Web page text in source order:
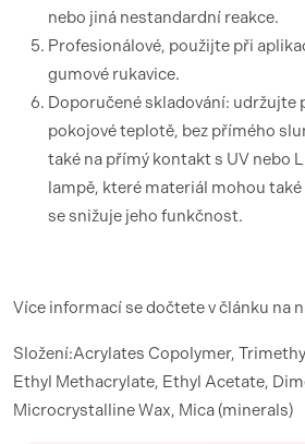
nebo jiná nestandardní reakce.
Profesionálové, použijte při
gumové rukavice.
Doporučené skladování: udržujte
pokojové teplotě, bez přímého
také na přímý kontakt s UV nebo
lampě, které materiál mohou
se snižuje jeho funkčnost.
Více informací se dočtete v článku na
Složení:Acrylates Copolymer,
Ethyl Methacrylate, Ethyl Acetate,
Microcrystalline Wax, Mica (minerals)